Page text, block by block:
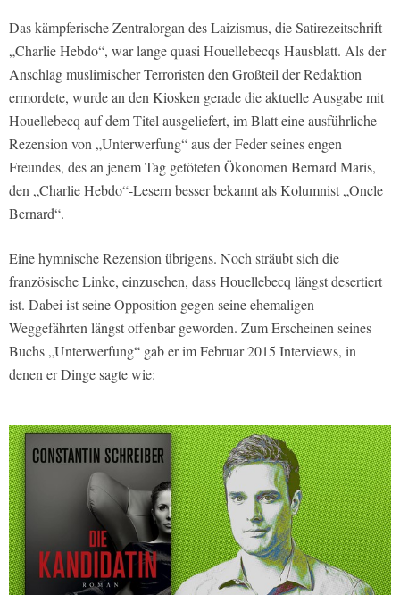
Das kämpferische Zentralorgan des Laizismus, die Satirezeitschrift
„Charlie Hebdo“, war lange quasi Houellebecqs Hausblatt. Als der
Anschlag muslimischer Terroristen den Großteil der Redaktion
ermordete, wurde an den Kiosken gerade die aktuelle Ausgabe mit
Houellebecq auf dem Titel ausgeliefert, im Blatt eine ausführliche
Rezension von „Unterwerfung“ aus der Feder seines engen
Freundes, des an jenem Tag getöteten Ökonomen Bernard Maris,
den „Charlie Hebdo“-Lesern besser bekannt als Kolumnist „Oncle
Bernard“.
Eine hymnische Rezension übrigens. Noch sträubt sich die
französische Linke, einzusehen, dass Houellebecq längst desertiert
ist. Dabei ist seine Opposition gegen seine ehemaligen
Weggefährten längst offenbar geworden. Zum Erscheinen seines
Buchs „Unterwerfung“ gab er im Februar 2015 Interviews, in
denen er Dinge sagte wie: